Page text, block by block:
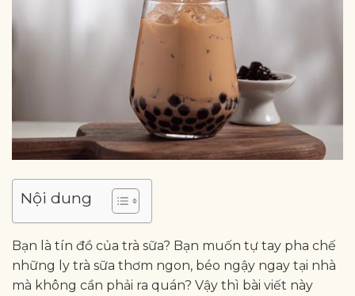
Nội dung
Bạn là tín đồ của trà sữa? Bạn muốn tự tay pha chế
những ly trà sữa thơm ngon, béo ngậy ngay tại nhà
mà không cần phải ra quán? Vậy thì bài viết này